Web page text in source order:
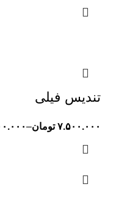
تندیس فیلی
۷.۵۰۰.۰۰۰ تومان–